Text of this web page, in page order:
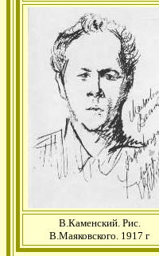
В.Каменский. Рис.
В.Маяковского. 1917 г